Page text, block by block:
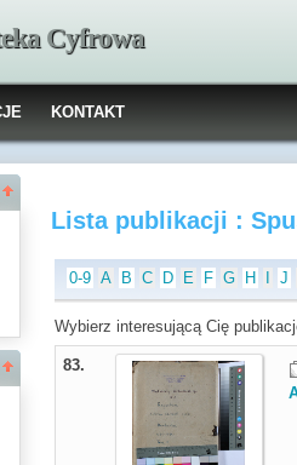
Cyfrowa
KONTAKT
Lista publikacji :
0-9 A B C D E F G H J
Wybierz interesującą Cię
83.